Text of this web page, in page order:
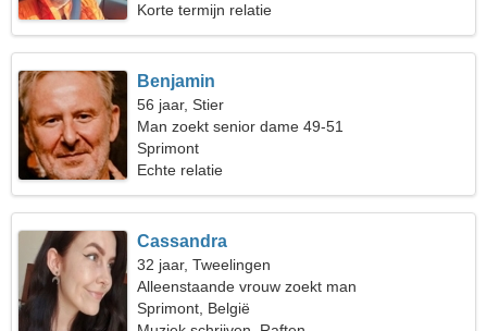
Korte termijn relatie
Benjamin
56 jaar, Stier
Man zoekt senior dame 49-51
Sprimont
Echte relatie
Cassandra
32 jaar, Tweelingen
Alleenstaande vrouw zoekt man
Sprimont, België